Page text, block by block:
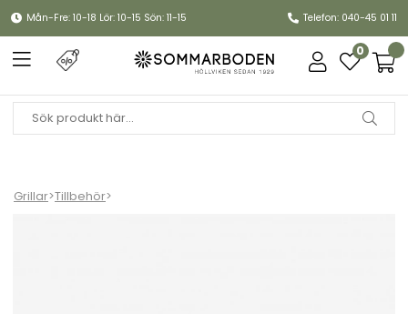
Mån-Fre: 10-18 Lör: 10-15 Sön: 11-15 Telefon: 040-45 01 11
0
Grillar>Tillbehör>